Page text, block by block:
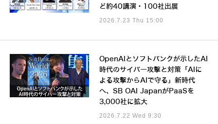
ど約40講演・100社出展
2026.7.23 Thu 15:00
OpenAIとソフトバンクが示したAI
時代のサイバー攻撃と対策「AIに
よる攻撃からAIで守る」新時代
へ、SB OAI JapanがPaaSを
3,000社に拡大
2026.7.22 Wed 9:30